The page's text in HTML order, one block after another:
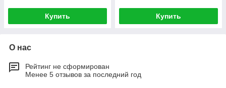
Купить Купить
О нас
Рейтинг не сформирован
Менее 5 отзывов за последний год